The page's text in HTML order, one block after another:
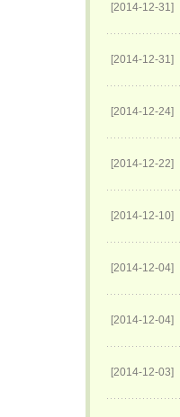
[2014-12-31]
[2014-12-31]
[2014-12-24]
[2014-12-22]
[2014-12-10]
[2014-12-04]
[2014-12-04]
[2014-12-03]